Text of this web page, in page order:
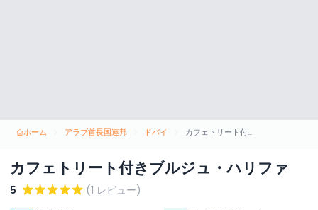
ホーム アラブ首長国連邦 ドバイ カフェトリート付きブルジュ・ハリファ
カフェトリート付きブルジュ・ハリファ
5
(1 レビュー)